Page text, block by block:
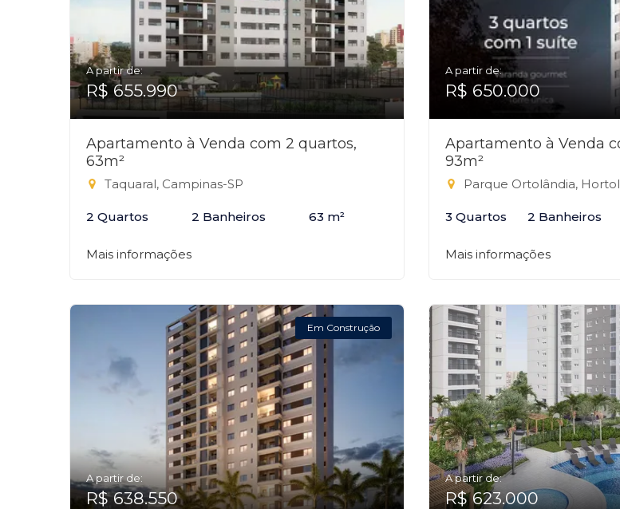
A partir de:
R$ 655.990
Apartamento à Venda com 2 quartos,
63m²
Taquaral, Campinas-SP
2 Quartos 2 Banheiros 63 m²
Mais informações
A partir de:
R$ 650.000
Apartamento à Venda
93m²
Parque Ortolândia,
3 Quartos 2 Banheiros
Mais informações
Em Construção
A partir de:
R$ 638.550
A partir de:
R$ 623.000